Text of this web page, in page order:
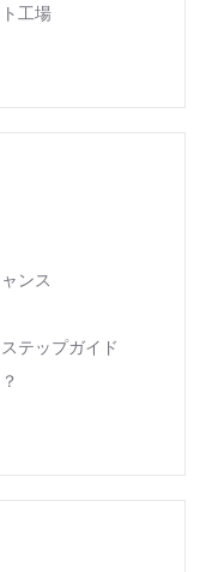
工場
ンス
テップガイド